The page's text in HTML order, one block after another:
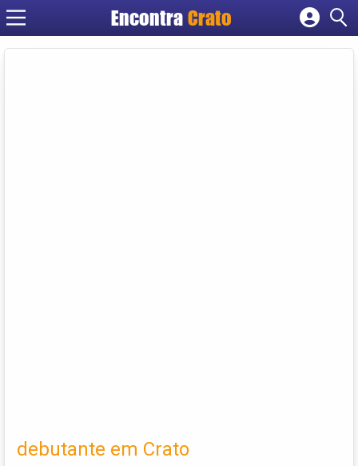
Encontra Crato
Cadastrar empresa
debutante em Crato